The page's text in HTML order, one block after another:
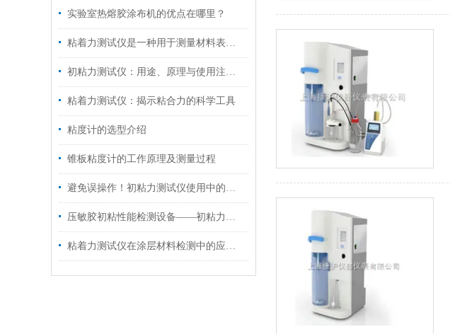
实验室热熔胶涂布机的优点在哪里？
粘着力测试仪是一种用于测量材料表面粘附力的实验设备
初粘力测试仪：用途、原理与使用注意事项
粘着力测试仪：揭示粘合力的科学工具
粘度计的选型介绍
锥板粘度计的工作原理及测量过程
避免误操作！初粘力测试仪使用中的五大陷阱
压敏胶初粘性能检测设备——初粘力测试仪技术解析
粘着力测试仪在涂层材料检测中的应用标准